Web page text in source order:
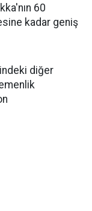
60
kadar geniş
diğer